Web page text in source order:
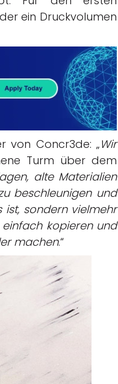
ein Druckvolumen
von Concr3de: „Wir
Turm über dem
alte Materialien
beschleunigen und
ist, sondern vielmehr
kopieren und
machen.“